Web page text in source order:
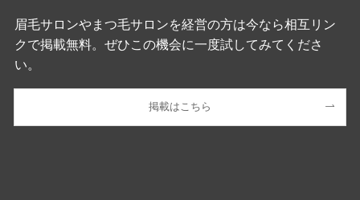
眉毛サロンやまつ毛サロンを経営の方は今なら相互リン
クで掲載無料。ぜひこの機会に一度試してみてくださ
い。
掲載はこちら